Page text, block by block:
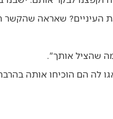
שאראה שהקשר
שהציל אותך".
לה הם הוכיחו אותה